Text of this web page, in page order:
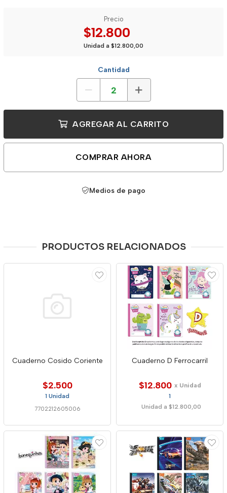
Precio
$12.800
Unidad a $12.800,00
Cantidad
AGREGAR AL CARRITO
COMPRAR AHORA
Medios de pago
PRODUCTOS RELACIONADOS
Cuaderno Cosido Coriente
$2.500
1 Unidad
7702212605006
Cuaderno D Ferrocarril
$12.800 x Unidad
1
Unidad a $12.800,00